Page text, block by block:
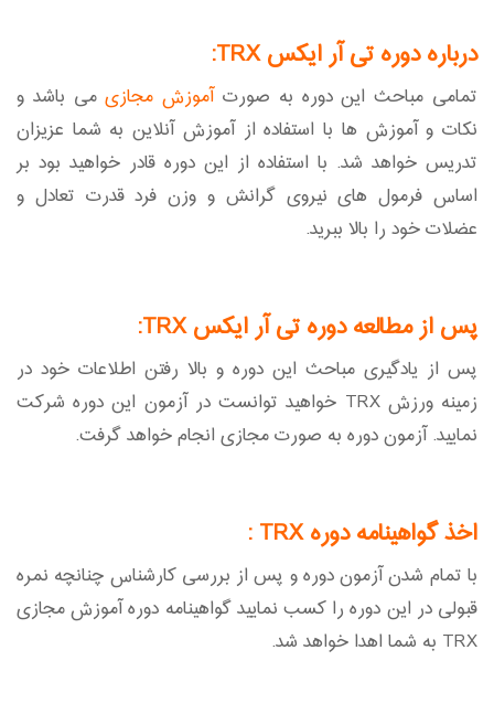
درباره دوره تی آر ایکس TRX:
تمامی مباحث این دوره به صورتآموزش مجازیمی باشد و
نکات و آموزش ها با استفاده از آموزش آنلاین به شما عزیزان
تدریس خواهد شد. با استفاده از این دوره قادر خواهید بود بر
اساس فرمول های نیروی گرانش و وزن فرد قدرت تعادل و
عضلات خود را بالا ببرید.
پس از مطالعه دوره تی آر ایکس TRX:
پس از یادگیری مباحث این دوره و بالا رفتن اطلاعات خود در
زمینه ورزش TRX خواهید توانست در آزمون این دوره شرکت
نمایید. آزمون دوره به صورت مجازی انجام خواهد گرفت.
اخذ گواهینامه دوره TRX :
با تمام شدن آزمون دوره و پس از بررسی کارشناس چنانچه نمره
قبولی در این دوره را کسب نمایید گواهینامه دوره آموزش مجازی
TRX به شما اهدا خواهد شد.